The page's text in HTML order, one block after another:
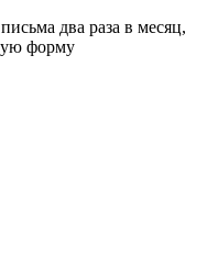
два раза в месяц,
форму